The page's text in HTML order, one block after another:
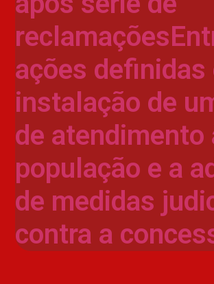
ações definidas
instalação de
de atendimento
população e a
de medidas
contra a